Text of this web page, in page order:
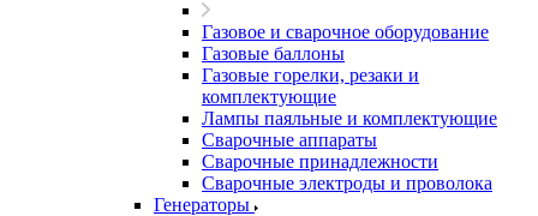
Газовое и сварочное оборудование
Газовые баллоны
Газовые горелки, резаки и
комплектующие
Лампы паяльные и комплектующие
Сварочные аппараты
Сварочные принадлежности
Сварочные электроды и проволока
Генераторы